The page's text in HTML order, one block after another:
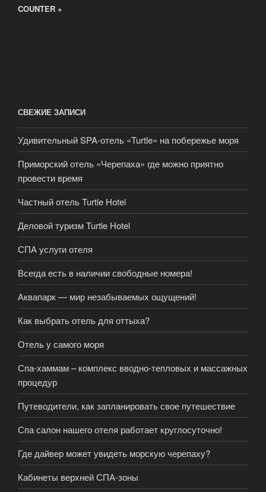
COUNTER +
СВЕЖИЕ ЗАПИСИ
Удивительный SPA-отель «Turtle» на побережье моря
Приморский отель «Черепаха» где можно приятно
провести время
Частный отель Turtle Hotel
Деловой туризм Turtle Hotel
СПА услуги отеля
Всегда есть в наличии свободные номера!
Аквапарк — мир незабываемых ощущений!
Как выбрать отель для оттыха?
Отель у самого моря
Спа-хаммам – комплекс вводно-тепловых и массажных
процедур
Путеводители, как запланировать свое путешествие
Спа салон нашего отеля работает круглосуточно!
Где дайвер может увидеть морскую черепаху?
Кабинеты верхней СПА-зоны